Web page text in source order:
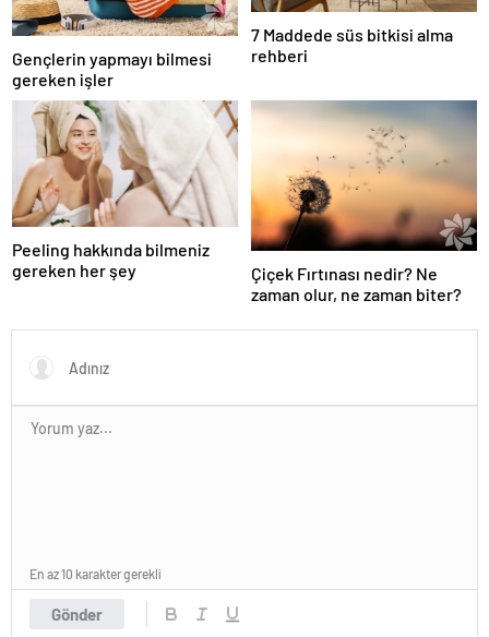
Gençlerin yapmayı bilmesi
gereken işler
7 Maddede süs bitkisi alma
rehberi
Peeling hakkında bilmeniz
gereken her şey
Çiçek Fırtınası nedir? Ne
zaman olur, ne zaman biter?
Gönder
En az 10 karakter gerekli